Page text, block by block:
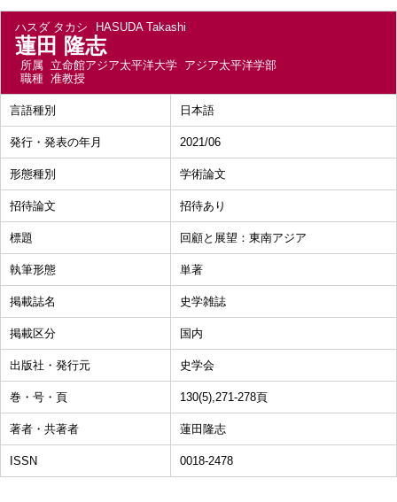
ハスダ タカシ HASUDA Takashi
蓮田 隆志
所属 立命館アジア太平洋大学 アジア太平洋学部
職種 准教授
言語種別 日本語
発行・発表の年月 2021/06
形態種別 学術論文
招待論文 招待あり
標題 回顧と展望：東南アジア
執筆形態 単著
掲載誌名 史学雑誌
掲載区分 国内
出版社・発行元 史学会
巻・号・頁 130(5),271-278頁
著者・共著者 蓮田隆志
ISSN 0018-2478